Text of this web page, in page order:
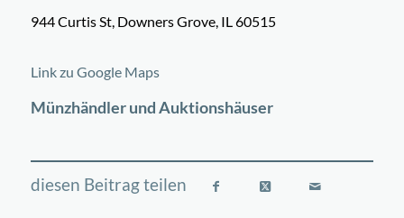
944 Curtis St, Downers Grove, IL 60515
+
Link zu Google Maps
Münzhändler und Auktionshäuser